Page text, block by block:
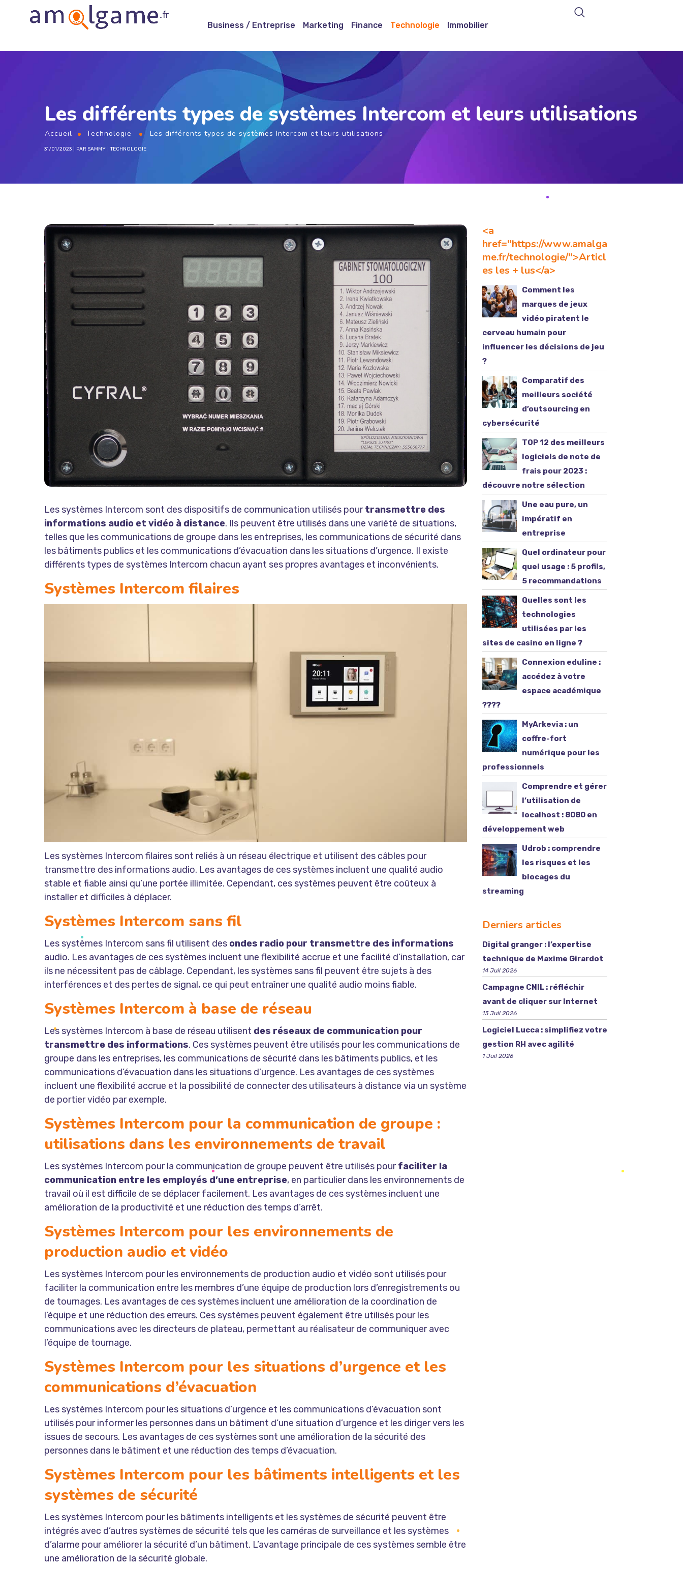
Business / Entreprise Marketing Finance Technologie Immobilier
Les différents types de systèmes Intercom et leurs utilisations
Accueil Technologie Les différents types de systèmes Intercom et leurs utilisations
31/01/2023 PAR SAMMY TECHNOLOGIE
Les systèmes Intercom sont des dispositifs de communication utilisés pourtransmettre des
informations audio et vidéo à distance. Ils peuvent être utilisés dans une variété de situations,
telles que les communications de groupe dans les entreprises, les communications de sécurité dans
les bâtiments publics et les communications d’évacuation dans les situations d’urgence. Il existe
différents types de systèmes Intercom chacun ayant ses propres avantages et inconvénients.
Systèmes Intercom filaires
Les systèmes Intercom filaires sont reliés à un réseau électrique et utilisent des câbles pour
transmettre des informations audio. Les avantages de ces systèmes incluent une qualité audio
stable et fiable ainsi qu’une portée illimitée. Cependant, ces systèmes peuvent être coûteux à
installer et difficiles à déplacer.
Systèmes Intercom sans fil
Les systèmes Intercom sans fil utilisent des ondes radio pour transmettre des informations
audio. Les avantages de ces systèmes incluent une flexibilité accrue et une facilité d’installation, car
ils ne nécessitent pas de câblage. Cependant, les systèmes sans fil peuvent être sujets à des
interférences et des pertes de signal, ce qui peut entraîner une qualité audio moins fiable.
Systèmes Intercom à base de réseau
Les systèmes Intercom à base de réseau utilisent des réseaux de communication pour
transmettre des informations. Ces systèmes peuvent être utilisés pour les communications de
groupe dans les entreprises, les communications de sécurité dans les bâtiments publics, et les
communications d’évacuation dans les situations d’urgence. Les avantages de ces systèmes
incluent une flexibilité accrue et la possibilité de connecter des utilisateurs à distance via un système
de portier vidéo par exemple.
Systèmes Intercom pour la communication de groupe :
utilisations dans les environnements de travail
Les systèmes Intercom pour la communication de groupe peuvent être utilisés pourfaciliter la
communication entre les employés d’une entreprise, en particulier dans les environnements de
travail où il est difficile de se déplacer facilement. Les avantages de ces systèmes incluent une
amélioration de la productivité et une réduction des temps d’arrêt.
Systèmes Intercom pour les environnements de
production audio et vidéo
Les systèmes Intercom pour les environnements de production audio et vidéo sont utilisés pour
faciliter la communication entre les membres d’une équipe de production lors d’enregistrements ou
de tournages. Les avantages de ces systèmes incluent une amélioration de la coordination de
l’équipe et une réduction des erreurs. Ces systèmes peuvent également être utilisés pour les
communications avec les directeurs de plateau, permettant au réalisateur de communiquer avec
l’équipe de tournage.
Systèmes Intercom pour les situations d’urgence et les
communications d’évacuation
Les systèmes Intercom pour les situations d’urgence et les communications d’évacuation sont
utilisés pour informer les personnes dans un bâtiment d’une situation d’urgence et les diriger vers les
issues de secours. Les avantages de ces systèmes sont une amélioration de la sécurité des
personnes dans le bâtiment et une réduction des temps d’évacuation.
Systèmes Intercom pour les bâtiments intelligents et les
systèmes de sécurité
Les systèmes Intercom pour les bâtiments intelligents et les systèmes de sécurité peuvent être
intégrés avec d’autres systèmes de sécurité tels que les caméras de surveillance et les systèmes
d’alarme pour améliorer la sécurité d’un bâtiment. L’avantage principale de ces systèmes semble être
une amélioration de la sécurité globale.
<a
href="https://www.amalga
me.fr/technologie/">Articl
es les + lus</a>
Comment les
marques de jeux
vidéo piratent le
cerveau humain pour
influencer les décisions de jeu
?
Comparatif des
meilleurs société
d’outsourcing en
cybersécurité
TOP 12 des meilleurs
logiciels de note de
frais pour 2023 :
découvre notre sélection
Une eau pure, un
impératif en
entreprise
Quel ordinateur pour
quel usage : 5 profils,
5 recommandations
Quelles sont les
technologies
utilisées par les
sites de casino en ligne ?
Connexion eduline :
accédez à votre
espace académique
????
MyArkevia : un
coffre-fort
numérique pour les
professionnels
Comprendre et gérer
l’utilisation de
localhost : 8080 en
développement web
Udrob : comprendre
les risques et les
blocages du
streaming
Derniers articles
Digital granger : l’expertise
technique de Maxime Girardot
14 Juil 2026
Campagne CNIL : réfléchir
avant de cliquer sur Internet
13 Juil 2026
Logiciel Lucca : simplifiez votre
gestion RH avec agilité
1 Juil 2026